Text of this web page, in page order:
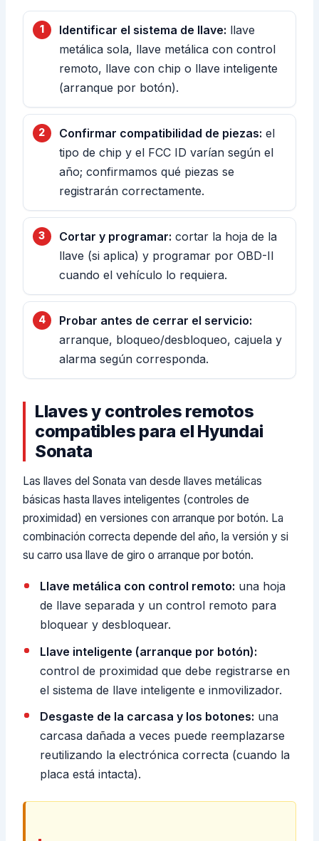
Identificar el sistema de llave: llave
metálica sola, llave metálica con control
remoto, llave con chip o llave inteligente
(arranque por botón).
Confirmar compatibilidad de piezas: el
tipo de chip y el FCC ID varían según el
año; confirmamos qué piezas se
registrarán correctamente.
Cortar y programar: cortar la hoja de la
llave (si aplica) y programar por OBD-II
cuando el vehículo lo requiera.
Probar antes de cerrar el servicio:
arranque, bloqueo/desbloqueo, cajuela y
alarma según corresponda.
Llaves y controles remotos
compatibles para el Hyundai
Sonata
Las llaves del Sonata van desde llaves metálicas
básicas hasta llaves inteligentes (controles de
proximidad) en versiones con arranque por botón. La
combinación correcta depende del año, la versión y si
su carro usa llave de giro o arranque por botón.
Llave metálica con control remoto: una hoja
de llave separada y un control remoto para
bloquear y desbloquear.
Llave inteligente (arranque por botón):
control de proximidad que debe registrarse en
el sistema de llave inteligente e inmovilizador.
Desgaste de la carcasa y los botones: una
carcasa dañada a veces puede reemplazarse
reutilizando la electrónica correcta (cuando la
placa está intacta).